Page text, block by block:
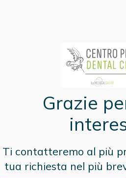
Grazie
Ti contatteremo al più
tua richiesta nel più